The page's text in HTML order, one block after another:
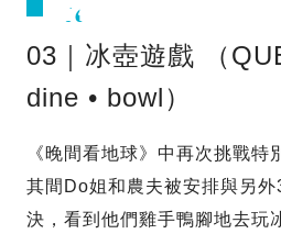
03｜冰壺遊戲 （
dine • bowl）
《晚間看地球》中再次挑戰特
其間Do姐和農夫被安排與另
決，看到他們雞手鴨腳地去玩